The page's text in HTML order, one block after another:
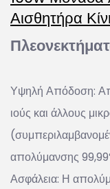
Αισθητήρα
Υψηλή Απόδοση:
ιούς και άλλους
απολύμανσης
Ασφάλεια: Η